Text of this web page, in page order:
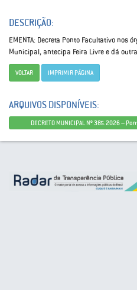
DESCRIÇÃO:
EMENTA: Decreta Ponto Facultativo nos
Municipal, antecipa Feira Livre e dá
VOLTAR IMPRIMIR PÁGINA
ARQUIVOS DISPONÍVEIS:
DECRETO MUNICIPAL Nº 385.2026 –